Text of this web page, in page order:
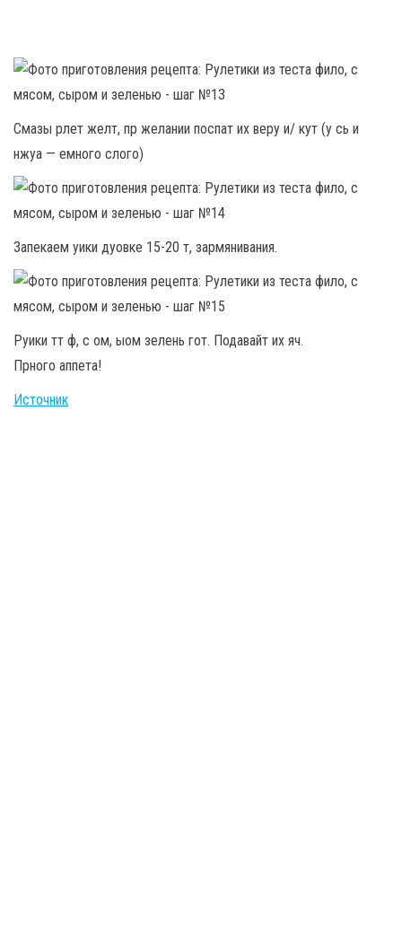
Смазы рлет желт, пр желании поспат их веру и/ кут (у сь и
нжуа — емного слого)
Запекаем уики дуовке 15-20 т, зармянивания.
Руики тт ф, с ом, ыом зелень гот. Подавайт их яч.
Прного аппета!
Источник